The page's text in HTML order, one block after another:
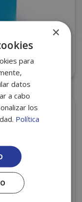
C/4
×
para
datos
a cabo
los
Política